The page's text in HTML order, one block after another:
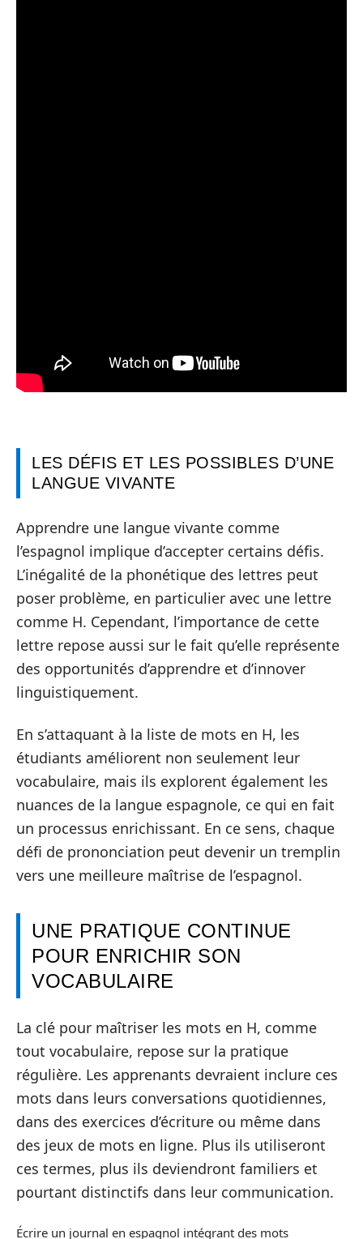
LES DÉFIS ET LES POSSIBLES D’UNE
LANGUE VIVANTE
Apprendre une langue vivante comme
l’espagnol implique d’accepter certains défis.
L’inégalité de la phonétique des lettres peut
poser problème, en particulier avec une lettre
comme H. Cependant, l’importance de cette
lettre repose aussi sur le fait qu’elle représente
des opportunités d’apprendre et d’innover
linguistiquement.
En s’attaquant à la liste de mots en H, les
étudiants améliorent non seulement leur
vocabulaire, mais ils explorent également les
nuances de la langue espagnole, ce qui en fait
un processus enrichissant. En ce sens, chaque
défi de prononciation peut devenir un tremplin
vers une meilleure maîtrise de l’espagnol.
UNE PRATIQUE CONTINUE
POUR ENRICHIR SON
VOCABULAIRE
La clé pour maîtriser les mots en H, comme
tout vocabulaire, repose sur la pratique
régulière. Les apprenants devraient inclure ces
mots dans leurs conversations quotidiennes,
dans des exercices d’écriture ou même dans
des jeux de mots en ligne. Plus ils utiliseront
ces termes, plus ils deviendront familiers et
pourtant distinctifs dans leur communication.
Écrire un journal en espagnol intégrant des mots